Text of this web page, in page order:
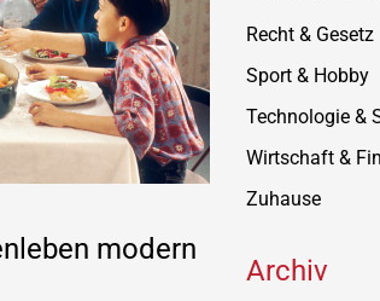
modern
Recht & Gesetz
Sport & Hobby
Technologie &
Wirtschaft &
Zuhause
Archiv